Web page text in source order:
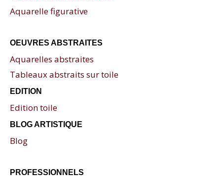
Aquarelle figurative
OEUVRES ABSTRAITES
Aquarelles abstraites
Tableaux abstraits sur toile
EDITION
Edition toile
BLOG ARTISTIQUE
Blog
PROFESSIONNELS